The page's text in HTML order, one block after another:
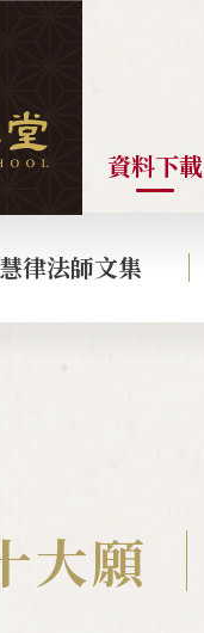
資料下載
慧律法師文集
大願